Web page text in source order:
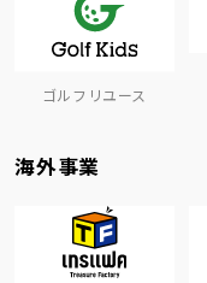
ゴルフリユース
海外事業